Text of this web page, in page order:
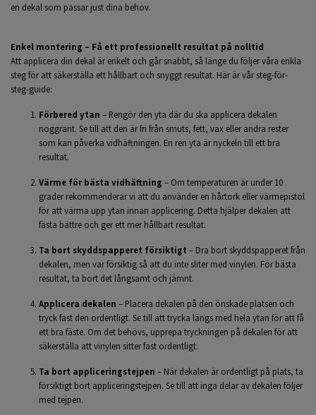
en dekal som passar just dina behov.
Enkel montering – Få ett professionellt resultat på nolltid
Att applicera din dekal är enkelt och går snabbt, så länge du följer våra enkla
steg för att säkerställa ett hållbart och snyggt resultat. Här är vår steg-för-
steg-guide:
Förbered ytan – Rengör den yta där du ska applicera dekalen
noggrant. Se till att den är fri från smuts, fett, vax eller andra rester
som kan påverka vidhäftningen. En ren yta är nyckeln till ett bra
resultat.
Värme för bästa vidhäftning – Om temperaturen är under 10
grader rekommenderar vi att du använder en hårtork eller värmepistol
för att värma upp ytan innan applicering. Detta hjälper dekalen att
fästa bättre och ger ett mer hållbart resultat.
Ta bort skyddspapperet försiktigt – Dra bort skyddspapperet från
dekalen, men var försiktig så att du inte sliter med vinylen. För bästa
resultat, ta bort det långsamt och jämnt.
Applicera dekalen – Placera dekalen på den önskade platsen och
tryck fast den ordentligt. Se till att trycka längs med hela ytan för att få
ett bra fäste. Om det behövs, upprepa tryckningen på dekalen för att
säkerställa att vinylen sitter fast ordentligt.
Ta bort appliceringstejpen – När dekalen är ordentligt på plats, ta
försiktigt bort appliceringstejpen. Se till att inga delar av dekalen följer
med tejpen.